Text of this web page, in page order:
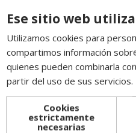
Ese sitio web
Utilizamos cookies para
compartimos información
quienes pueden combinarla
partir del uso de sus servicios.
Cookies
estrictamente
necesarias